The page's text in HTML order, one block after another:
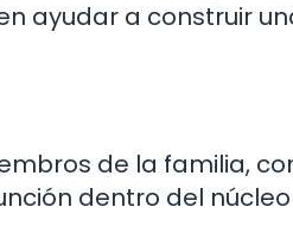
ayudar a construir
de la familia,
dentro del